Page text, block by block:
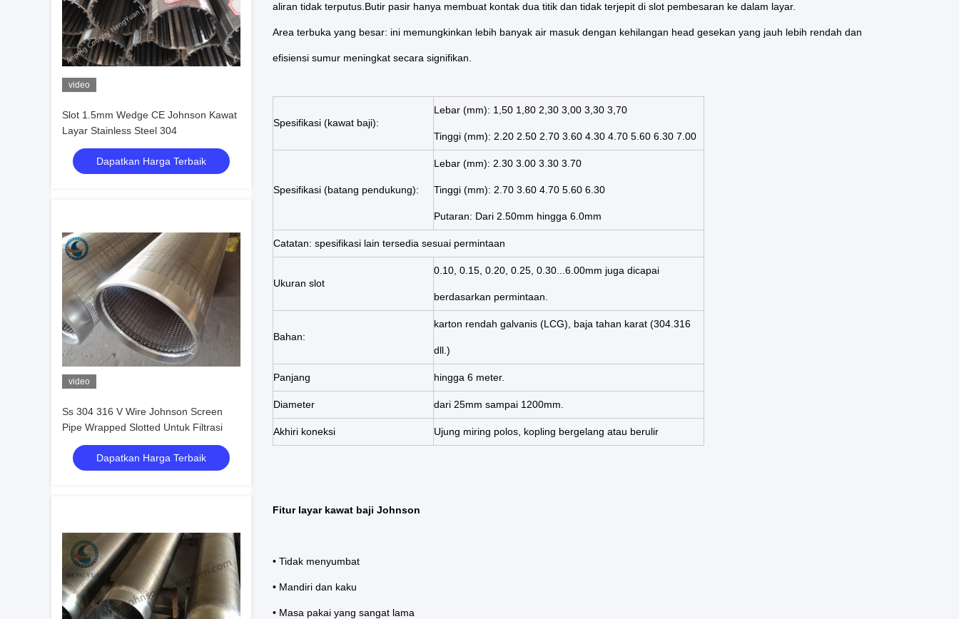
video
Slot 1.5mm Wedge CE Johnson Kawat
Layar Stainless Steel 304
Dapatkan Harga Terbaik
video
Ss 304 316 V Wire Johnson Screen
Pipe Wrapped Slotted Untuk Filtrasi
Dapatkan Harga Terbaik
aliran tidak terputus.Butir pasir hanya membuat kontak dua titik dan tidak terjepit di slot pembesaran ke dalam layar.
Area terbuka yang besar: ini memungkinkan lebih banyak air masuk dengan kehilangan head gesekan yang jauh lebih rendah dan
efisiensi sumur meningkat secara signifikan.
Spesifikasi (kawat baji):
Lebar (mm): 1,50 1,80 2,30 3,00 3,30 3,70
Tinggi (mm): 2.20 2.50 2.70 3.60 4.30 4.70 5.60 6.30 7.00
Spesifikasi (batang pendukung):
Lebar (mm): 2.30 3.00 3.30 3.70
Tinggi (mm): 2.70 3.60 4.70 5.60 6.30
Putaran: Dari 2.50mm hingga 6.0mm
Catatan: spesifikasi lain tersedia sesuai permintaan
Ukuran slot
0.10, 0.15, 0.20, 0.25, 0.30... 6.00mm juga dicapai
berdasarkan permintaan.
Bahan:
karton rendah galvanis (LCG), baja tahan karat (304.316
dll.)
Panjang hingga 6 meter.
Diameter dari 25mm sampai 1200mm.
Akhiri koneksi Ujung miring polos, kopling bergelang atau berulir
Fitur layar kawat baji Johnson
• Tidak menyumbat
• Mandiri dan kaku
• Masa pakai yang sangat lama